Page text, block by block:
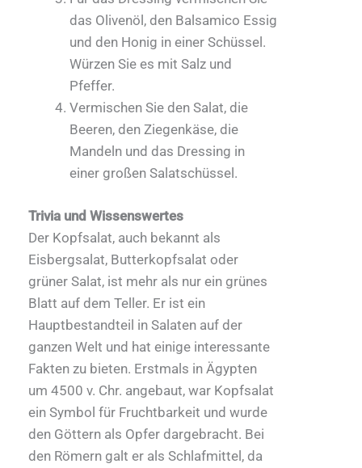
das Olivenöl, den Balsamico Essig
und den Honig in einer Schüssel.
Würzen Sie es mit Salz und
Pfeffer.
Vermischen Sie den Salat, die
Beeren, den Ziegenkäse, die
Mandeln und das Dressing in
einer großen Salatschüssel.
Trivia und Wissenswertes
Der Kopfsalat, auch bekannt als
Eisbergsalat, Butterkopfsalat oder
grüner Salat, ist mehr als nur ein grünes
Blatt auf dem Teller. Er ist ein
Hauptbestandteil in Salaten auf der
ganzen Welt und hat einige interessante
Fakten zu bieten. Erstmals in Ägypten
um 4500 v. Chr. angebaut, war Kopfsalat
ein Symbol für Fruchtbarkeit und wurde
den Göttern als Opfer dargebracht. Bei
den Römern galt er als Schlafmittel, da